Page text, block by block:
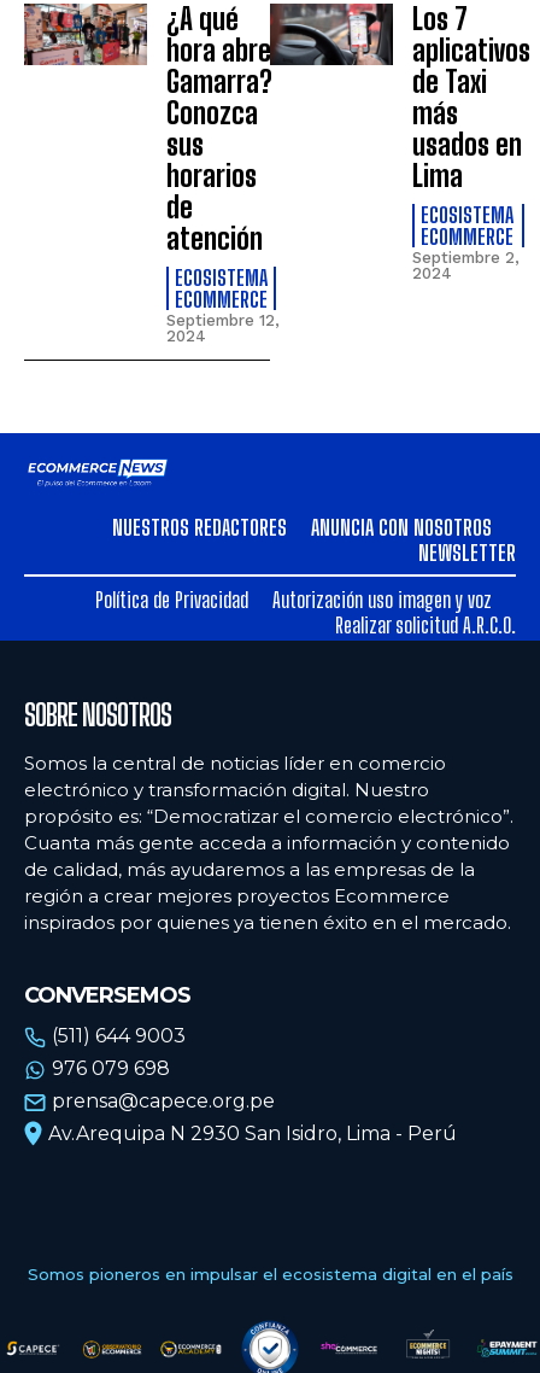
¿A qué
hora abre
Gamarra?
Conozca
sus
horarios
de
atención
ECOSISTEMA
ECOMMERCE
Septiembre 12,
2024
Los 7
aplicativos
de Taxi
más
usados en
Lima
ECOSISTEMA
ECOMMERCE
Septiembre 2,
2024
NUESTROS REDACTORES
ANUNCIA CON NOSOTROS
NEWSLETTER
Política de Privacidad
Autorización uso imagen y voz
Realizar solicitud A.R.C.O.
SOBRE NOSOTROS
Somos la central de noticias líder en comercio
electrónico y transformación digital. Nuestro
propósito es: “Democratizar el comercio electrónico”.
Cuanta más gente acceda a información y contenido
de calidad, más ayudaremos a las empresas de la
región a crear mejores proyectos Ecommerce
inspirados por quienes ya tienen éxito en el mercado.
CONVERSEMOS
(511) 644 9003
976 079 698
prensa@capece.org.pe
Av.Arequipa N 2930 San Isidro, Lima - Perú
Somos pioneros en impulsar el ecosistema digital en el país